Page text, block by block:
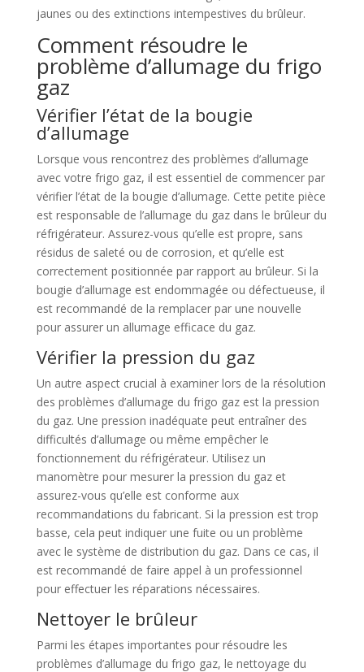
jaunes ou des extinctions intempestives du brûleur.
Comment résoudre le
problème d’allumage du frigo
gaz
Vérifier l’état de la bougie
d’allumage
Lorsque vous rencontrez des problèmes d’allumage
avec votre frigo gaz, il est essentiel de commencer par
vérifier l’état de la bougie d’allumage. Cette petite pièce
est responsable de l’allumage du gaz dans le brûleur du
réfrigérateur. Assurez-vous qu’elle est propre, sans
résidus de saleté ou de corrosion, et qu’elle est
correctement positionnée par rapport au brûleur. Si la
bougie d’allumage est endommagée ou défectueuse, il
est recommandé de la remplacer par une nouvelle
pour assurer un allumage efficace du gaz.
Vérifier la pression du gaz
Un autre aspect crucial à examiner lors de la résolution
des problèmes d’allumage du frigo gaz est la pression
du gaz. Une pression inadéquate peut entraîner des
difficultés d’allumage ou même empêcher le
fonctionnement du réfrigérateur. Utilisez un
manomètre pour mesurer la pression du gaz et
assurez-vous qu’elle est conforme aux
recommandations du fabricant. Si la pression est trop
basse, cela peut indiquer une fuite ou un problème
avec le système de distribution du gaz. Dans ce cas, il
est recommandé de faire appel à un professionnel
pour effectuer les réparations nécessaires.
Nettoyer le brûleur
Parmi les étapes importantes pour résoudre les
problèmes d’allumage du frigo gaz, le nettoyage du